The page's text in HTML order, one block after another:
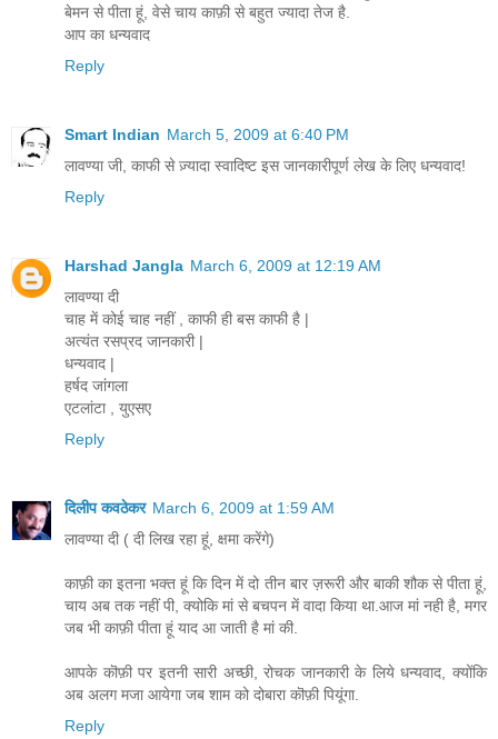
बेमन से पीता हूं, वेसे चाय काफ़ी से बहुत ज्यादा तेज है.
आप का धन्यवाद
Reply
Smart Indian March 5, 2009 at 6:40 PM
लावण्या जी, काफी से ज़्यादा स्वादिष्ट इस जानकारीपूर्ण लेख के लिए धन्यवाद!
Reply
Harshad Jangla March 6, 2009 at 12:19 AM
लावण्या दी
चाह में कोई चाह नहीं , काफी ही बस काफी है |
अत्यंत रसप्रद जानकारी |
धन्यवाद |
हर्षद जांगला
एटलांटा , युएसए
Reply
दिलीप कवठेकर March 6, 2009 at 1:59 AM
लावण्या दी ( दी लिख रहा हूं, क्षमा करेंगे)
काफ़ी का इतना भक्त हूं कि दिन में दो तीन बार ज़रूरी और बाकी शौक से पीता हूं,
चाय अब तक नहीं पी, क्योकि मां से बचपन में वादा किया था.आज मां नही है, मगर
जब भी काफ़ी पीता हूं याद आ जाती है मां की.
आपके कॊफ़ी पर इतनी सारी अच्छी, रोचक जानकारी के लिये धन्यवाद, क्योंकि
अब अलग मजा आयेगा जब शाम को दोबारा कॊफ़ी पियूंगा.
Reply